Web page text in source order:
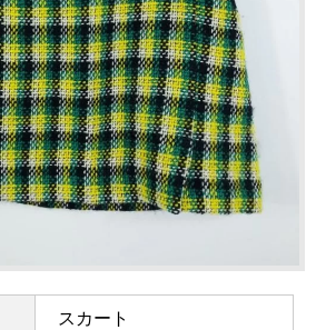
スカート